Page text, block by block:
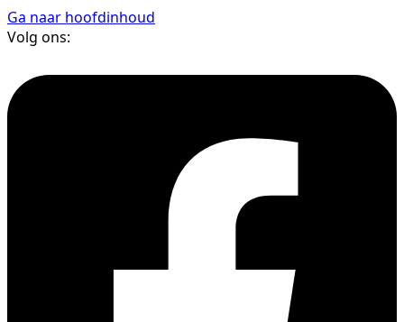
Ga naar hoofdinhoud
Volg ons: